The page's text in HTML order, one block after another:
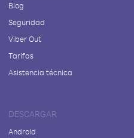
Blog
Seguridad
Viber Out
Tarifas
Asistencia técnica
DESCARGAR
Android